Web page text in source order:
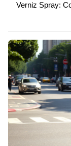
Verniz Spray: